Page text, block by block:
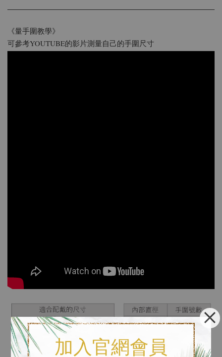
加入官網會員
《量手圍教學》
可參考YOUTUBE的影片測量自己的手圍尺寸